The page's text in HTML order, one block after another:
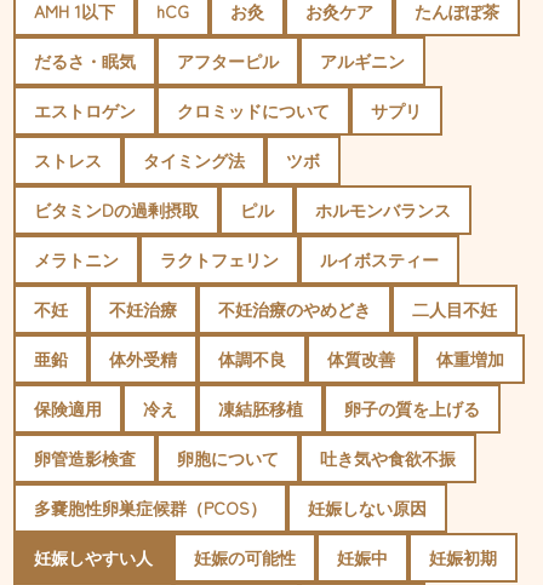
AMH 1以下 hCG お灸 お灸ケア たんぽぽ茶
だるさ・眠気 アフターピル アルギニン
エストロゲン クロミッドについて サプリ
ストレス タイミング法 ツボ
ビタミンDの過剰摂取 ピル ホルモンバランス
メラトニン ラクトフェリン ルイボスティー
不妊 不妊治療 不妊治療のやめどき 二人目不妊
亜鉛 体外受精 体調不良 体質改善 体重増加
保険適用 冷え 凍結胚移植 卵子の質を上げる
卵管造影検査 卵胞について 吐き気や食欲不振
多嚢胞性卵巣症候群（PCOS） 妊娠しない原因
妊娠しやすい人 妊娠の可能性 妊娠中 妊娠初期